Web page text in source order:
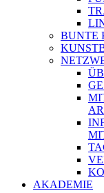
BUNTE
AKADEMIE